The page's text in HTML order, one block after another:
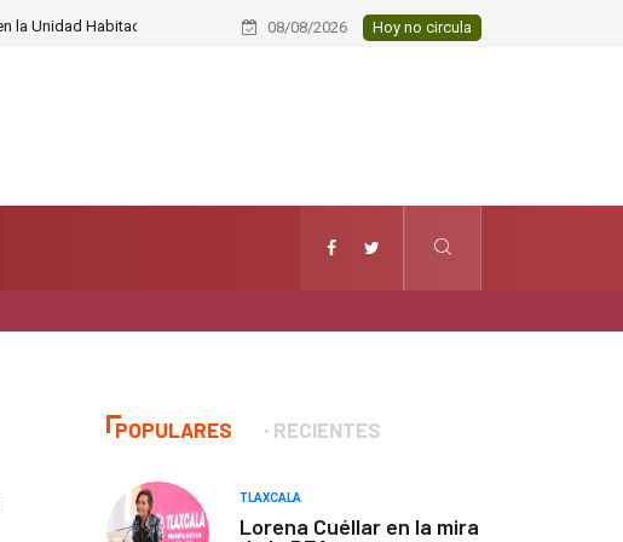
Sujetos roban colectiva de
08/08/2026 Hoy no circula
POPULARES RECIENTES
TLAXCALA
Lorena Cuéllar en la mira